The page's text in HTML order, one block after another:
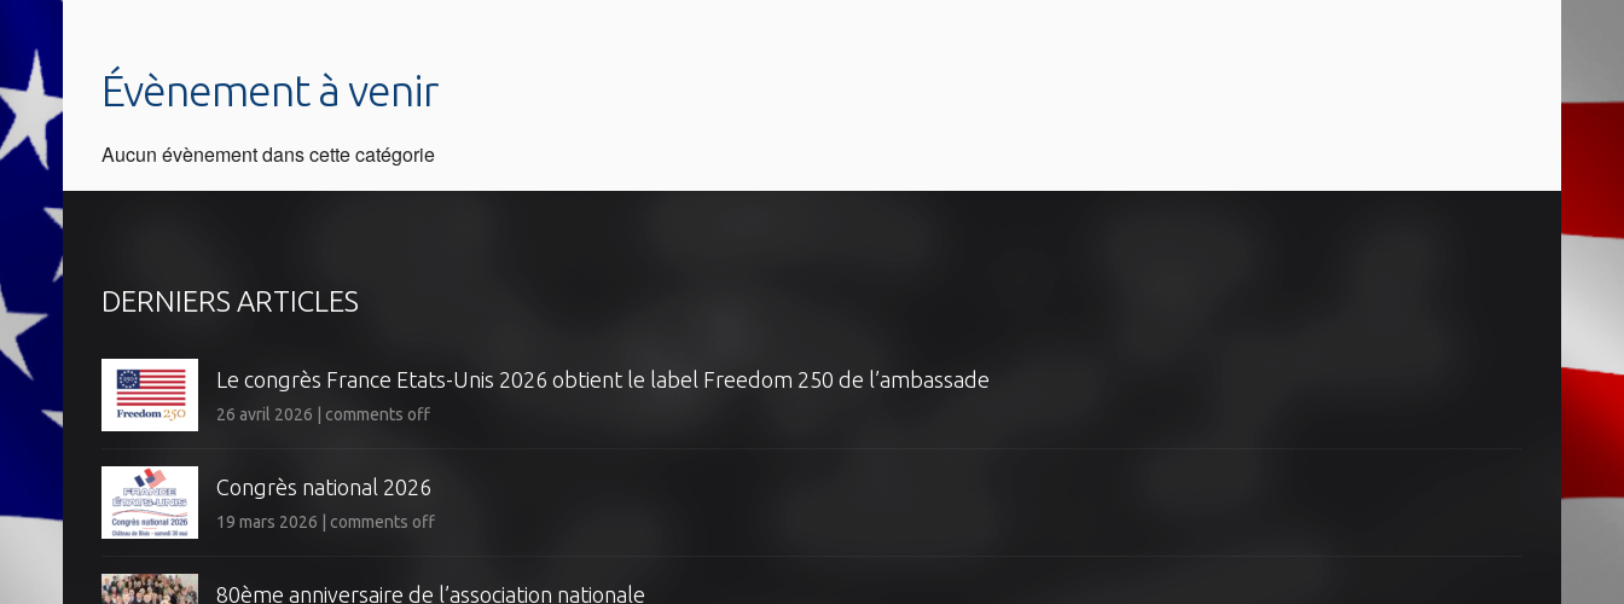
Évènement à venir
Aucun évènement dans cette catégorie
DERNIERS ARTICLES
Le congrès France Etats-Unis 2026 obtient le label Freedom 250 de l’ambassade
26 avril 2026 comments off
Congrès national 2026
19 mars 2026 comments off
80ème anniversaire de l’association nationale